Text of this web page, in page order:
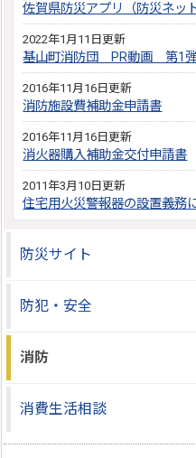
佐賀県防災アプリ（防災ネッ
2022年1月11日更新
基山町消防団 PR動画 第1
2016年11月16日更新
消防施設費補助金申請書
2016年11月16日更新
消火器購入補助金交付申請書
2011年3月10日更新
住宅用火災警報器の設置義務
防災サイト
防犯・安全
消防
消費生活相談